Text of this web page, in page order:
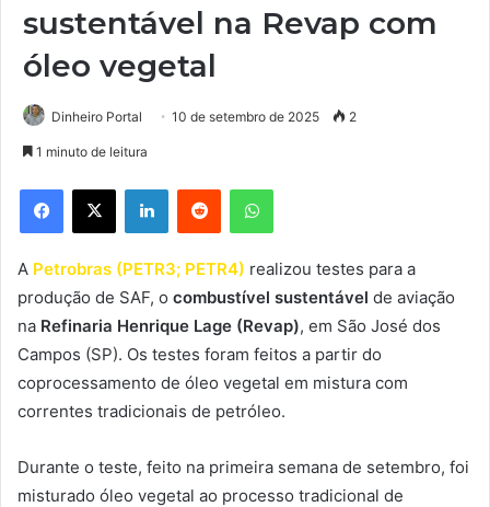
sustentável na Revap com
óleo vegetal
Dinheiro Portal 10 de setembro de 2025 2
1 minuto de leitura
Facebook
X LinkedinReddit WhatsApp
A Petrobras (PETR3; PETR4) realizou testes para a
produção de SAF, o combustível sustentável de aviação
na Refinaria Henrique Lage (Revap), em São José dos
Campos (SP). Os testes foram feitos a partir do
coprocessamento de óleo vegetal em mistura com
correntes tradicionais de petróleo.
Durante o teste, feito na primeira semana de setembro, foi
misturado óleo vegetal ao processo tradicional de